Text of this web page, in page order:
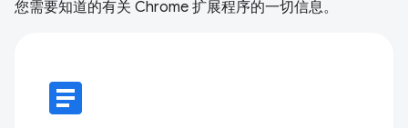
您需要知道的有关 Chrome 扩展程序的一切信息。
article